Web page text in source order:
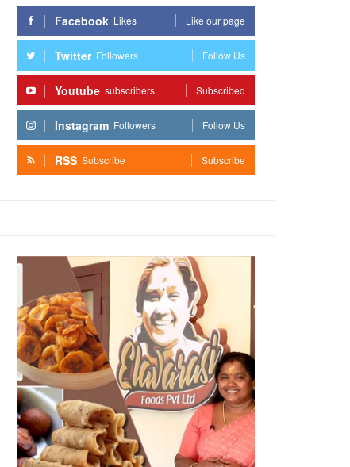
Facebook Likes Like our page
Twitter Followers Follow Us
Youtube subscribers Subscribed
Instagram Followers Follow Us
RSS Subscribe Subscribe